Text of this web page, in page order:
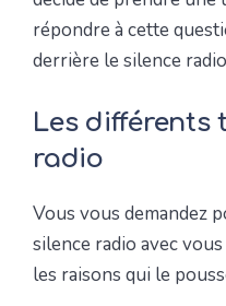
répondre à cette
derrière le silence
Les différents
radio
Vous vous demandez
silence radio avec
les raisons qui le